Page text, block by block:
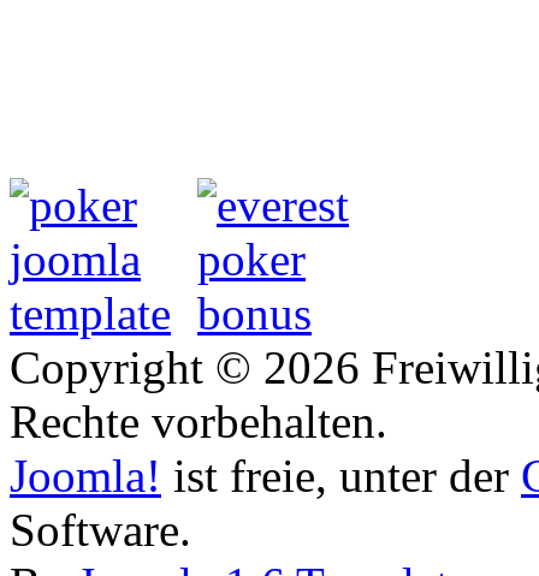
Copyright © 2026
Rechte vorbehalten.
Joomla! ist freie, unter der
Software.